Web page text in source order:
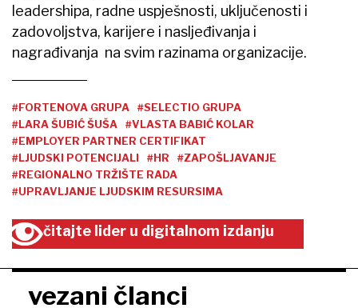
leadershipa, radne uspješnosti, uključenosti i
zadovoljstva, karijere i nasljeđivanja i
nagrađivanja na svim razinama organizacije.
#FORTENOVA GRUPA
#SELECTIO GRUPA
#LARA ŠUBIĆ ŠUŠA
#VLASTA BABIĆ KOLAR
#EMPLOYER PARTNER CERTIFIKAT
#LJUDSKI POTENCIJALI
#HR
#ZAPOŠLJAVANJE
#REGIONALNO TRŽIŠTE RADA
#UPRAVLJANJE LJUDSKIM RESURSIMA
čitajte lider u digitalnom izdanju
vezani članci